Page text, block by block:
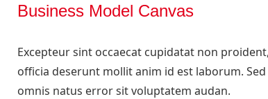
Business Model Canvas
Excepteur sint occaecat cupidatat non
officia deserunt mollit anim id est laborum.
omnis natus error sit voluptatem audan.